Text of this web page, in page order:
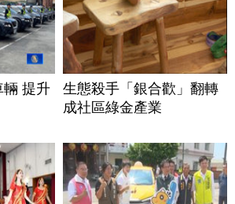
輛 提升
生態殺手「銀合歡」翻轉
成社區綠金產業